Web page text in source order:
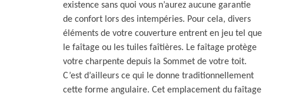
existence sans quoi vous n’aurez aucune garantie
de confort lors des intempéries. Pour cela, divers
éléments de votre couverture entrent en jeu tel que
le faîtage ou les tuiles faîtières. Le faîtage protège
votre charpente depuis la Sommet de votre toit.
C’est d’ailleurs ce qui le donne traditionnellement
cette forme angulaire. Cet emplacement du faîtage